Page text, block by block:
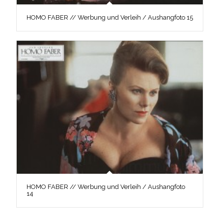
HOMO FABER // Werbung und Verleih / Aushangfoto 15
HOMO FABER // Werbung und Verleih / Aushangfoto
14